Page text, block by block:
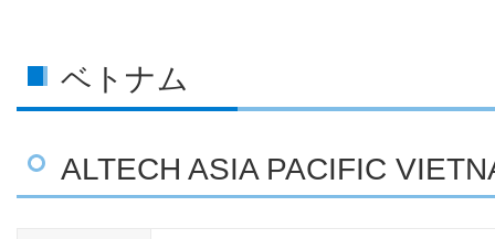
ベトナム
ALTECH ASIA PACIFIC